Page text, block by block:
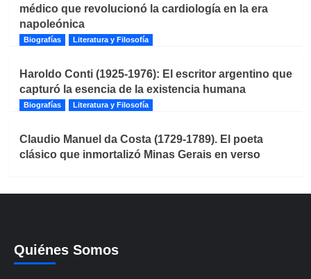
médico que revolucionó la cardiología en la era
napoleónica
Biografías Literatura y Filosofía
Haroldo Conti (1925-1976): El escritor argentino que
capturó la esencia de la existencia humana
Biografías Literatura y Filosofía
Claudio Manuel da Costa (1729-1789). El poeta
clásico que inmortalizó Minas Gerais en verso
Quiénes Somos